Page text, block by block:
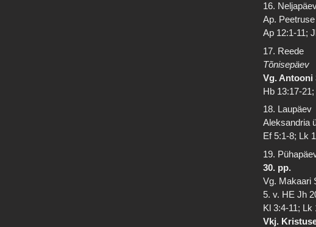
16.
Ap.
Ap 12:1-11;
17. Reede
Tõnisepäev
Vg. Antooni
Hb 13:17-
18. Laupäev
Aleksandria
Ef 5:1-8; Lk
19.
30. pp.
Vg. Makaari
5. v. HE Jh
Kl 3:4-11; Lk
Vkj.